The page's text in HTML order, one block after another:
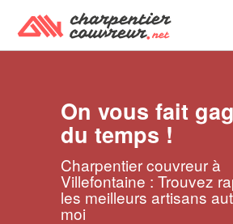
On vous fait
du temps !
Charpentier couvreur à
Villefontaine : Trouvez
les meilleurs artisans
moi